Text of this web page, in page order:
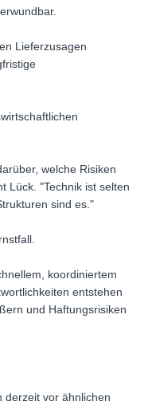
Lieferzusagen
welche Risiken
Lück. "Technik ist selten
sind es."
koordiniertem
entstehen
und Haftungsrisiken
derzeit vor ähnlichen